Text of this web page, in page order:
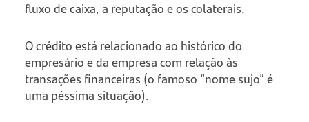
fluxo de caixa, a reputação e os colaterais.
O crédito está relacionado ao histórico do
empresário e da empresa com relação às
transações financeiras (o famoso “nome sujo” é
uma péssima situação).